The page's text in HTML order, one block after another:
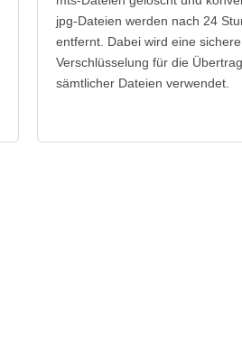
jpg-Dateien werden nach 24
entfernt. Dabei wird eine
Verschlüsselung für die
sämtlicher Dateien verwendet.